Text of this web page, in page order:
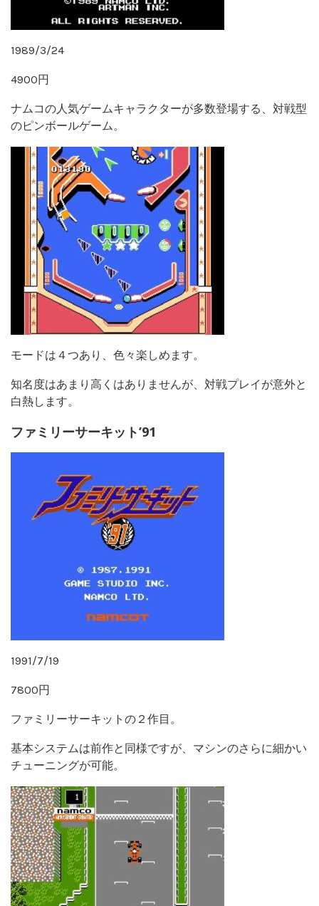
1989/3/24
4900円
ナムコの人気ゲームキャラクターが多数登場する、対戦型
のピンボールゲーム。
モードは４つあり、色々楽しめます。
知名度はあまり高くはありませんが、対戦プレイが意外と
白熱します。
ファミリーサーキット’91
1991/7/19
7800円
ファミリーサーキットの２作目。
基本システムは前作と同様ですが、マシンのさらに細かい
チューニングが可能。